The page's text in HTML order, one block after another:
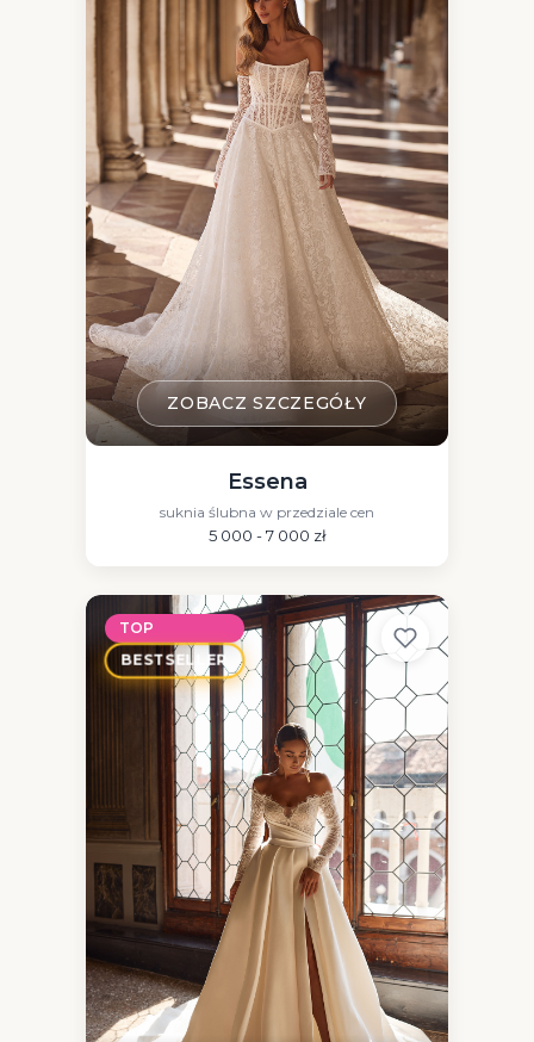
ZOBACZ SZCZEGÓŁY
Essena
suknia ślubna w przedziale cen
5 000 - 7 000 zł
TOP
BESTSELLER